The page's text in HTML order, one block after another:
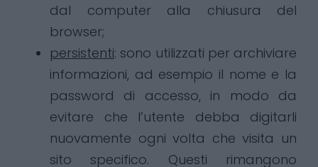
dal computer alla chiusura del
browser;
persistenti: sono utilizzati per archiviare
informazioni, ad esempio il nome e la
password di accesso, in modo da
evitare che l’utente debba digitarli
nuovamente ogni volta che visita un
sito specifico. Questi rimangono